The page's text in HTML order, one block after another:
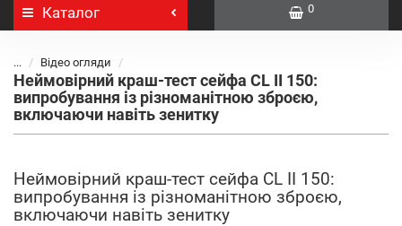
Каталог 0
... Відео огляди
Неймовірний краш-тест сейфа CL II 150:
випробування із різноманітною зброєю,
включаючи навіть зенитку
Неймовірний краш-тест сейфа CL II 150:
випробування із різноманітною зброєю,
включаючи навіть зенитку